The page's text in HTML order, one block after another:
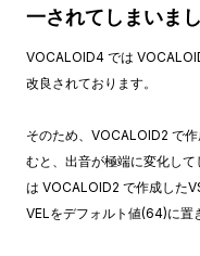
一されてしまいまし
VOCALOID4 では
改良されております。
そのため、VOCALOID2 で
むと、出音が極端に変化し
は VOCALOID2 で作成した
VELをデフォルト値(64)に置